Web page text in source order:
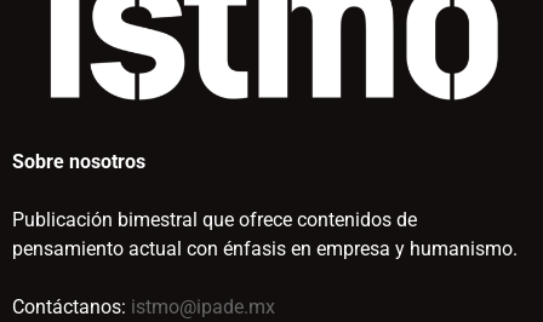
Sobre nosotros
Publicación bimestral que ofrece contenidos de
pensamiento actual con énfasis en empresa y humanismo.
Contáctanos: istmo@ipade.mx